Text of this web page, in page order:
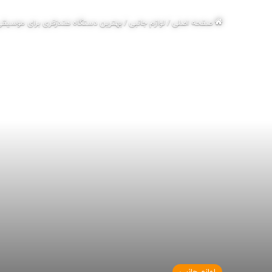
صفحه اصلی/لوازم جانبی/بهترین دستگاه هندزفری برای